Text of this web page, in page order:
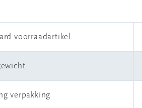
voorraadartikel
verpakking